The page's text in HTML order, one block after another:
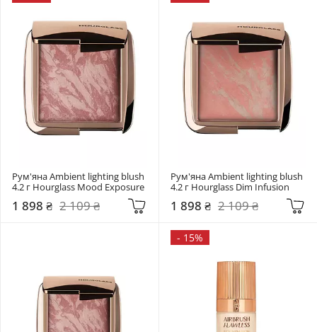
Рум'яна Ambient lighting blush
4.2 г Hourglass Mood Exposure
1 898 ₴ 2 109 ₴
Рум'яна Ambient lighting blush
4.2 г Hourglass Dim Infusion
1 898 ₴ 2 109 ₴
- 15%